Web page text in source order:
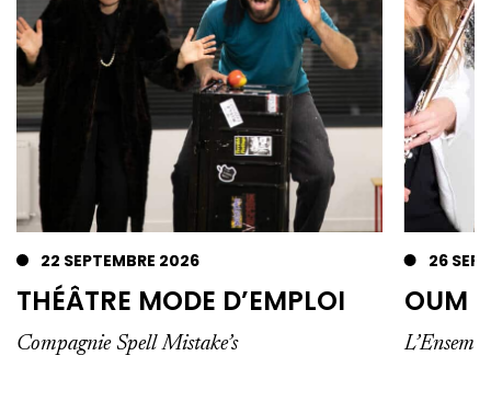
22 SEPTEMBRE 2026
THÉÂTRE MODE D’EMPLOI
Compagnie Spell Mistake’s
26
OUM